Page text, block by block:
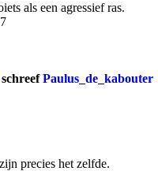
als een agressief ras.
schreefPaulus_de_kabouter
precies het zelfde.